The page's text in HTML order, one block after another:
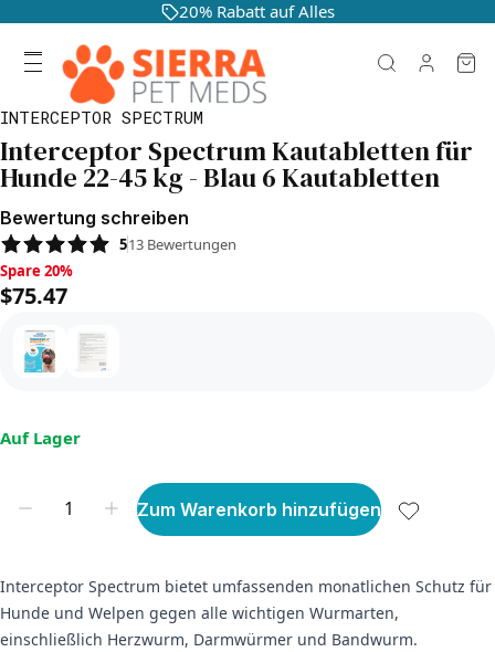
20% Rabatt auf Alles
INTERCEPTOR SPECTRUM
Interceptor Spectrum Kautabletten für
Hunde 22-45 kg - Blau 6 Kautabletten
Bewertung schreiben
513 Bewertungen
Spare 20%, $75.47
Spare 20%
$75.47
Auf Lager
Zum Warenkorb hinzufügen
Interceptor Spectrum bietet umfassenden monatlichen Schutz für
Hunde und Welpen gegen alle wichtigen Wurmarten,
einschließlich Herzwurm, Darmwürmer und Bandwurm.